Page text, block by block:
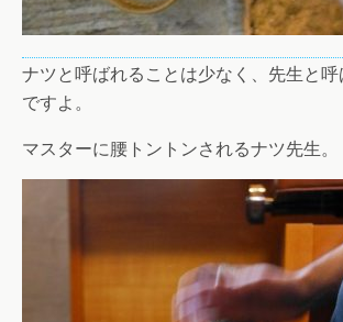
ナツと呼ばれることは少なく、先生と呼
ですよ。
マスターに腰トントンされるナツ先生。